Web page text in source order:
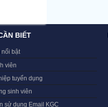
BIẾT
nổi bật
viên
tuyển dụng
sinh viên
sử dụng Email KGC